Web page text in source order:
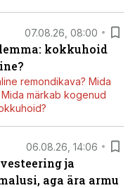
07.08.26, 08:00
kokkuhoid
remondikava? Mida
märkab kogenud
06.08.26, 14:06
ja
aga ära armu